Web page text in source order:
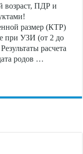
возраст, ПДР и
размер (КТР)
при УЗИ (от 2 до
расчета
родов …